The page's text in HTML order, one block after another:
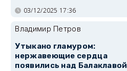
03/12/2025 17:36
Владимир Петров
Утыкано гламуром:
нержавеющие сердца
появились над Балаклавой